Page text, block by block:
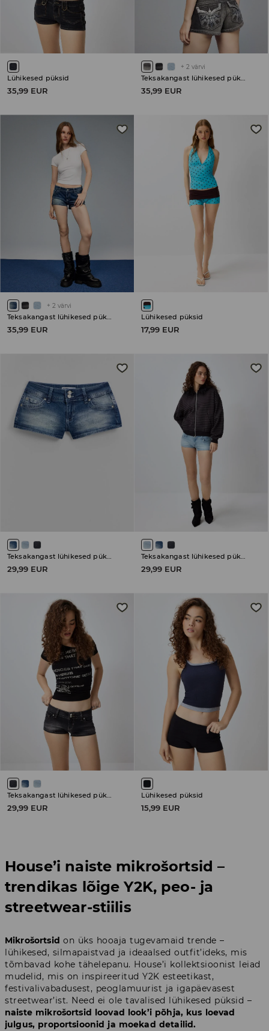
Lühikesed püksid
35,99 EUR
+ 2 värvi
35,99 EUR
+ 2 värvi
Teksakangast lühikesed püksid
35,99 EUR
Lühikesed püksid
17,99 EUR
Teksakangast lühikesed püksid
29,99 EUR
Teksakangast lühikesed püksid
29,99 EUR
Teksakangast lühikesed püksid
29,99 EUR
Lühikesed püksid
15,99 EUR
House’i naiste mikrošortsid –
trendikas lõige Y2K, peo- ja
streetwear-stiilis
Mikrošortsid on üks hooaja tugevamaid trende –
lühikesed, silmapaistvad ja ideaalsed outfit’ideks, mis
tõmbavad kohe tähelepanu. House’i kollektsioonist leiad
mudelid, mis on inspireeritud Y2K esteetikast,
festivalivabadusest, peoglamuurist ja igapäevasest
streetwear’ist. Need ei ole tavalised lühikesed püksid –
naiste mikrošortsid loovad look’i põhja, kus loevad
julgus, proportsioonid ja moekad detailid.